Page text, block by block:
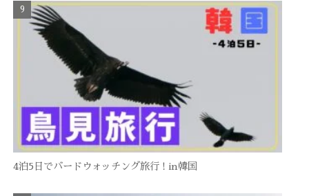
4泊5日でバードウォッチング旅行 ! in韓国